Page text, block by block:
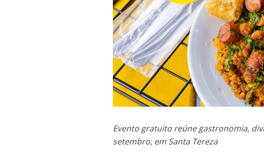
Evento gratuito reúne gastronomia,
setembro, em Santa Tereza